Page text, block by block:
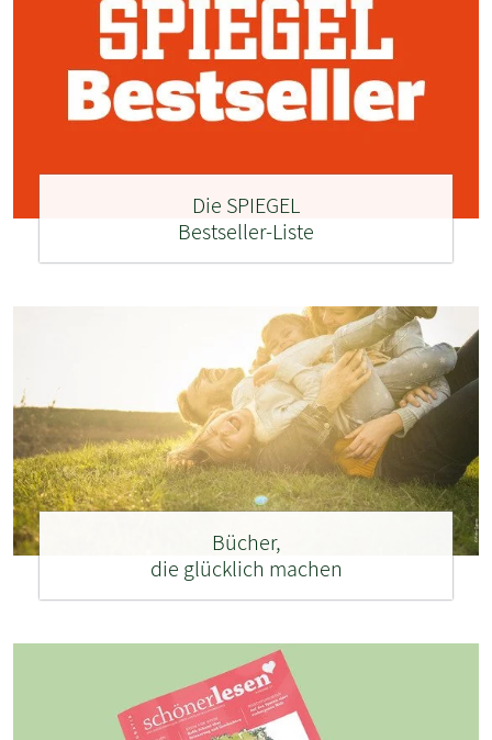
Die SPIEGEL
Bestseller-Liste
Bücher,
die glücklich machen